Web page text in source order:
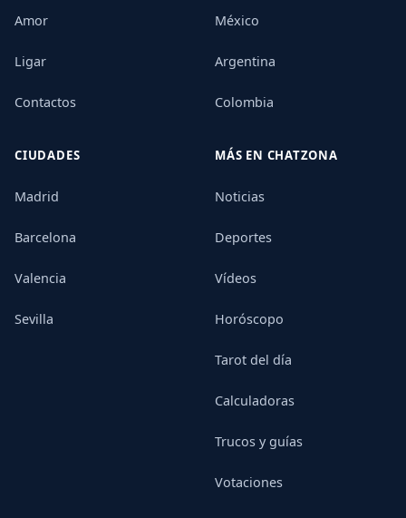
Amor
Ligar
Contactos
México
Argentina
Colombia
CIUDADES
Madrid
Barcelona
Valencia
Sevilla
MÁS EN CHATZONA
Noticias
Deportes
Vídeos
Horóscopo
Tarot del día
Calculadoras
Trucos y guías
Votaciones